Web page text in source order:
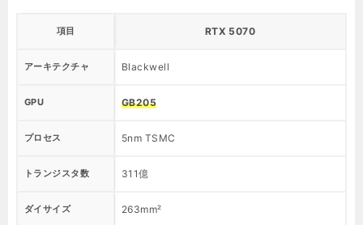
項目 RTX 5070
アーキテクチャ Blackwell
GPU GB205
プロセス 5nm TSMC
トランジスタ数 311億
ダイサイズ 263mm²